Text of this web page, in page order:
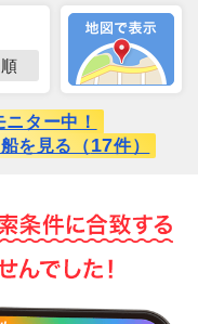
ニター中！
を見る（17件）